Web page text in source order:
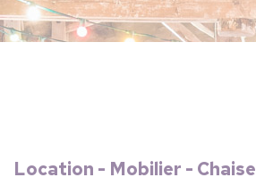
Location - Mobilier - Chaise